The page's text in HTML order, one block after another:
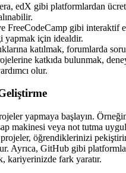
edX gibi platformlardan
FreeCodeCamp gibi interaktif
yapmak için idealdir.
katılmak, forumlarda
katkıda bulunmak,
olur.
yapmaya başlayın.
makinesi veya not tutma
öğrendiklerinizi
Ayrıca, GitHub gibi
kariyerinizde fark yaratır.